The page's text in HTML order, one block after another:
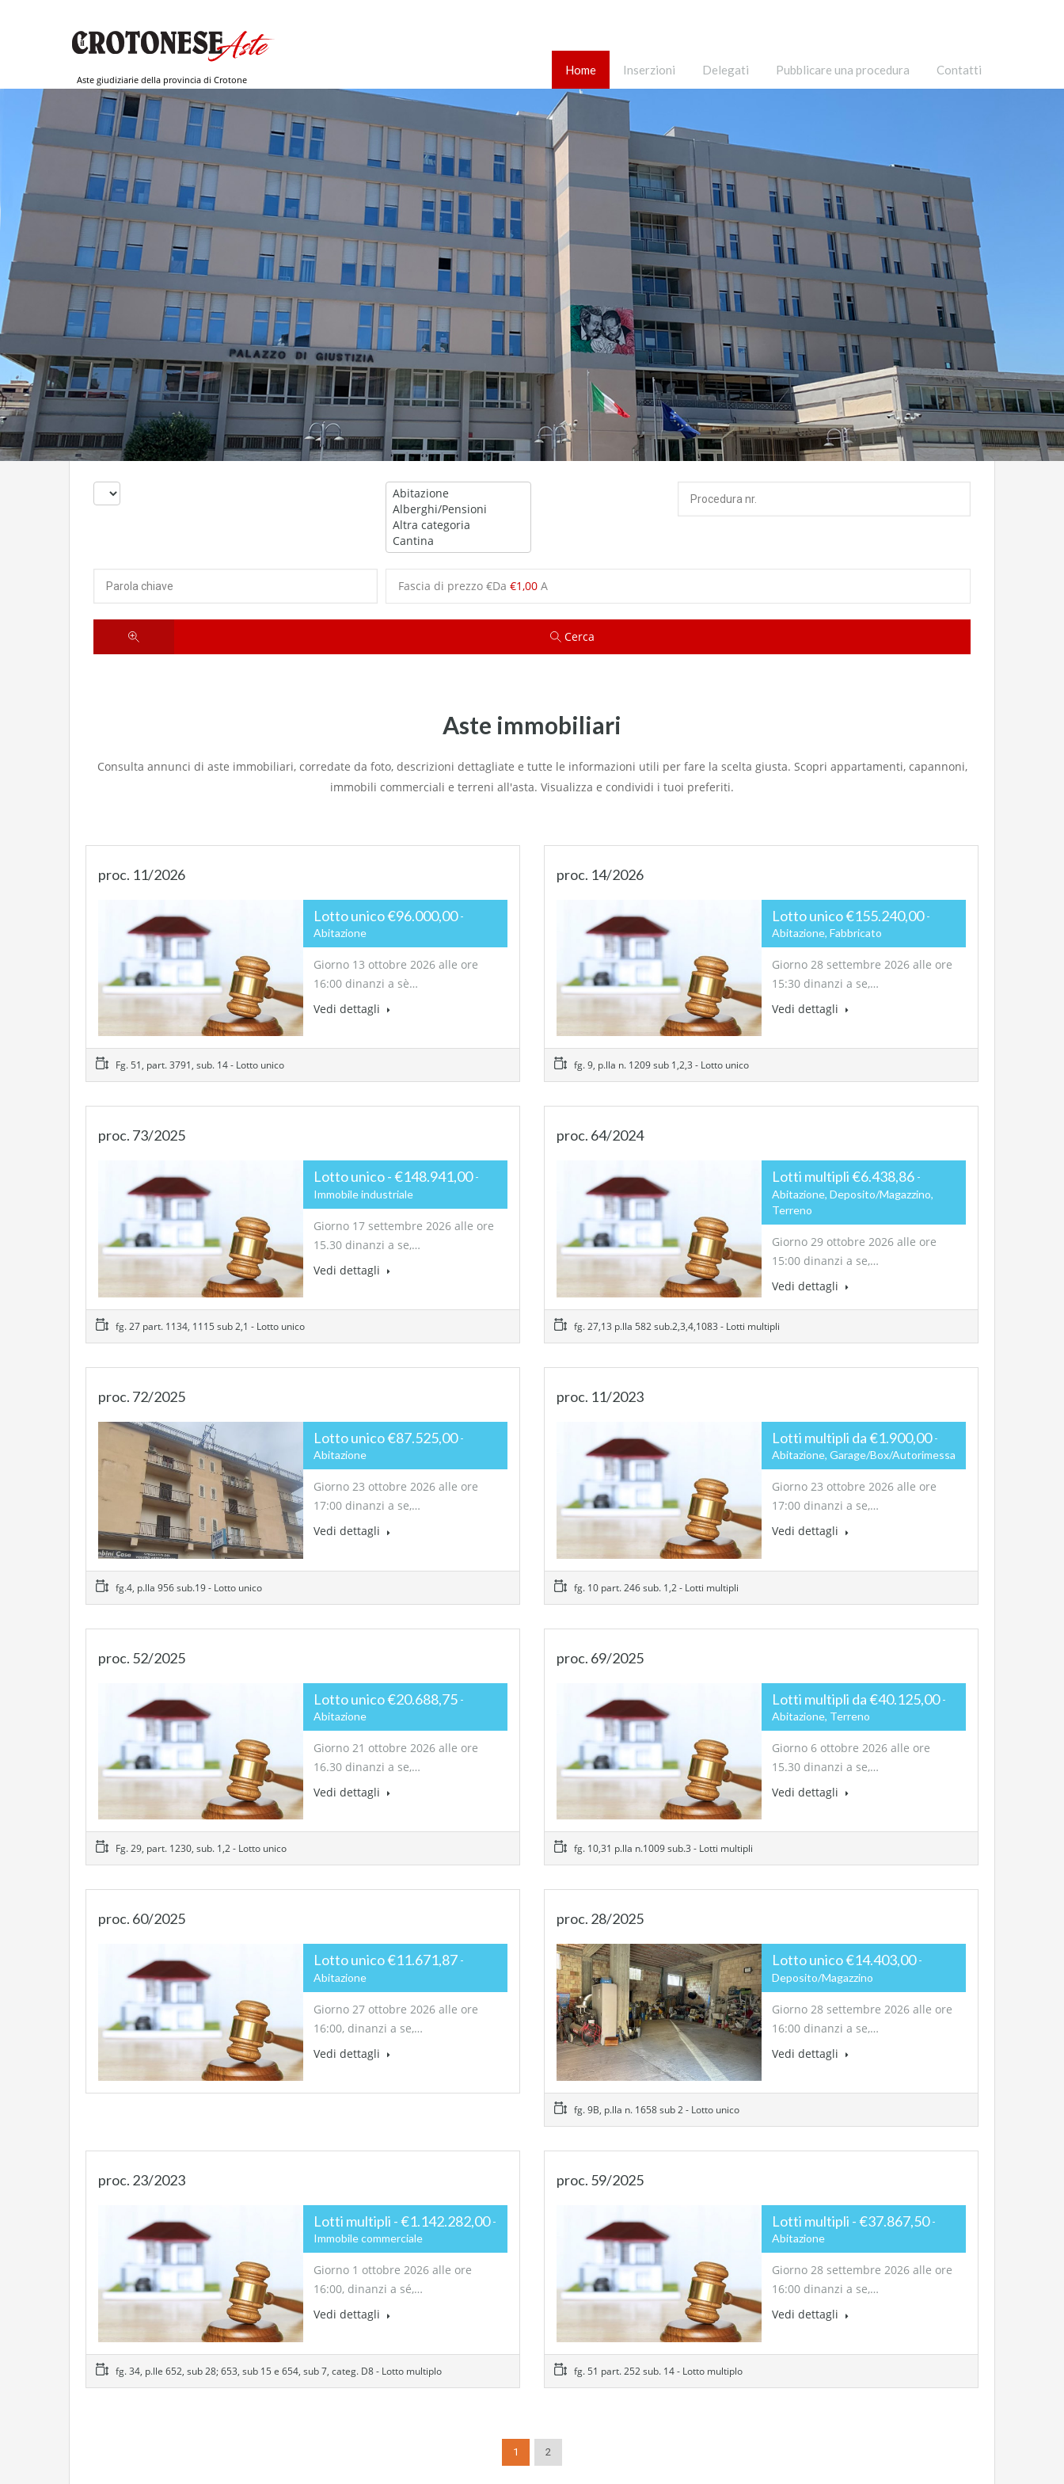
Aste giudiziarie della provincia di Crotone
Home Inserzioni Delegati Pubblicare una procedura Contatti
Fascia di prezzo €Da €1,00A
Cerca
Aste immobiliari
Consulta annunci di aste immobiliari, corredate da foto, descrizioni dettagliate e tutte le informazioni utili per fare la scelta giusta. Scopri appartamenti, capannoni,
immobili commerciali e terreni all'asta. Visualizza e condividi i tuoi preferiti.
proc. 11/2026
Lotto unico €96.000,00
Abitazione
Giorno 13 ottobre 2026 alle ore
16:00 dinanzi a sè…
Vedi dettagli
Fg. 51, part. 3791, sub. 14 - Lotto unico
proc. 14/2026
Lotto unico €155.240,00
Abitazione, Fabbricato
Giorno 28 settembre 2026 alle ore
15:30 dinanzi a se,…
Vedi dettagli
fg. 9, p.lla n. 1209 sub 1,2,3 - Lotto unico
proc. 73/2025
Lotto unico - €148.941,00
Immobile industriale
Giorno 17 settembre 2026 alle ore
15.30 dinanzi a se,…
Vedi dettagli
fg. 27 part. 1134, 1115 sub 2,1 - Lotto unico
proc. 64/2024
Lotti multipli €6.438,86
Abitazione, Deposito/Magazzino,
Terreno
Giorno 29 ottobre 2026 alle ore
15:00 dinanzi a se,…
Vedi dettagli
fg. 27,13 p.lla 582 sub.2,3,4,1083 - Lotti multipli
proc. 72/2025
Lotto unico €87.525,00
Abitazione
Giorno 23 ottobre 2026 alle ore
17:00 dinanzi a se,…
Vedi dettagli
fg.4, p.lla 956 sub.19 - Lotto unico
proc. 11/2023
Lotti multipli da €1.900,00
Abitazione, Garage/Box/Autorimessa
Giorno 23 ottobre 2026 alle ore
17:00 dinanzi a se,…
Vedi dettagli
fg. 10 part. 246 sub. 1,2 - Lotti multipli
proc. 52/2025
Lotto unico €20.688,75
Abitazione
Giorno 21 ottobre 2026 alle ore
16.30 dinanzi a se,…
Vedi dettagli
Fg. 29, part. 1230, sub. 1,2 - Lotto unico
proc. 69/2025
Lotti multipli da €40.125,00
Abitazione, Terreno
Giorno 6 ottobre 2026 alle ore
15.30 dinanzi a se,…
Vedi dettagli
fg. 10,31 p.lla n.1009 sub.3 - Lotti multipli
proc. 60/2025
Lotto unico €11.671,87
Abitazione
Giorno 27 ottobre 2026 alle ore
16:00, dinanzi a se,…
Vedi dettagli
proc. 28/2025
Lotto unico €14.403,00
Deposito/Magazzino
Giorno 28 settembre 2026 alle ore
16:00 dinanzi a se,…
Vedi dettagli
fg. 9B, p.lla n. 1658 sub 2 - Lotto unico
proc. 23/2023
Lotti multipli - €1.142.282,00
Immobile commerciale
Giorno 1 ottobre 2026 alle ore
16:00, dinanzi a sé,…
Vedi dettagli
fg. 34, p.lle 652, sub 28; 653, sub 15 e 654, sub 7, categ. D8 - Lotto multiplo
proc. 59/2025
Lotti multipli - €37.867,50
Abitazione
Giorno 28 settembre 2026 alle ore
16:00 dinanzi a se,…
Vedi dettagli
fg. 51 part. 252 sub. 14 - Lotto multiplo
1 2